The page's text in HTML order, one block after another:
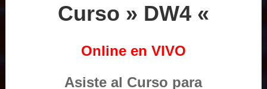
Curso » DW4 «
Online en VIVO
Asiste al Curso para